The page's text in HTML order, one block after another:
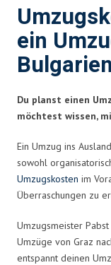
ein
Bulgarien
Du planst einen
möchtest wissen,
Ein Umzug ins
sowohl
Umzugskosten im
Überraschungen zu
Umzugsmeister
Umzüge von Graz
entspannt deinen